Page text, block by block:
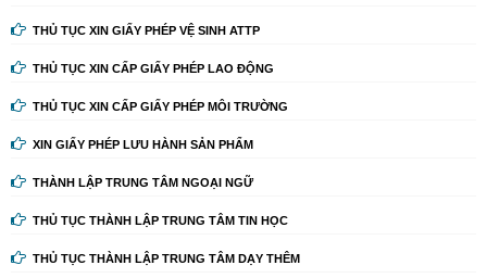
THỦ TỤC XIN GIẤY PHÉP VỆ SINH ATTP
THỦ TỤC XIN CẤP GIẤY PHÉP LAO ĐỘNG
THỦ TỤC XIN CẤP GIẤY PHÉP MÔI TRƯỜNG
XIN GIẤY PHÉP LƯU HÀNH SẢN PHẨM
THÀNH LẬP TRUNG TÂM NGOẠI NGỮ
THỦ TỤC THÀNH LẬP TRUNG TÂM TIN HỌC
THỦ TỤC THÀNH LẬP TRUNG TÂM DẠY THÊM